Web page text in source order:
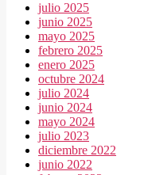
julio 2025
junio 2025
mayo 2025
febrero 2025
enero 2025
octubre 2024
julio 2024
junio 2024
mayo 2024
julio 2023
diciembre 2022
junio 2022